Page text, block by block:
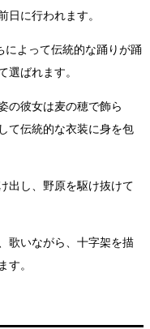
日に行われます。
によって伝統的な踊りが踊
選ばれます。
の彼女は麦の穂で飾ら
て伝統的な衣装に身を包
出し、野原を駆け抜けて
歌いながら、十字架を描
す。